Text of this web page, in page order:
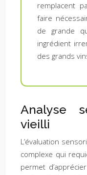
remplacent
faire
de grande
ingrédient
des grands
Analyse
vieilli
L’évaluation
complexe qui
permet